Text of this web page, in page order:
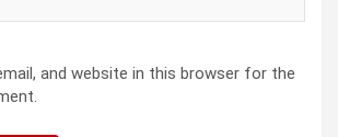
and website in this browser for the